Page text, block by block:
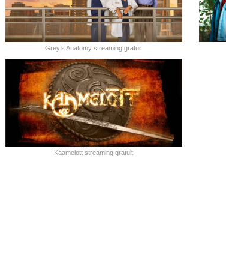
Grey’s Anatomy streaming gratuit
Kaamelott streaming gratuit